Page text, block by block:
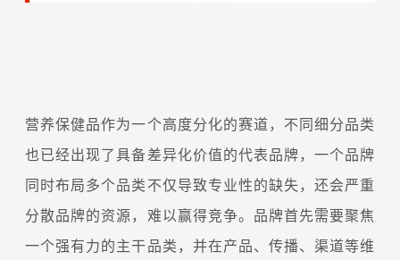
营养保健品作为一个高度分化的赛道，不同细分品类
也已经出现了具备差异化价值的代表品牌，一个品牌
同时布局多个品类不仅导致专业性的缺失，还会严重
分散品牌的资源，难以赢得竞争。品牌首先需要聚焦
一个强有力的主干品类，并在产品、传播、渠道等维